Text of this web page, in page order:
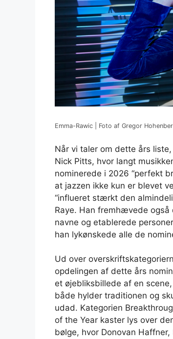
Emma-Rawic | Foto af Gregor
Når vi taler om dette års
Nick Pitts, hvor langt
nominerede i 2026 “perfekt
at jazzen ikke kun er blevet
“influeret stærkt den
Raye. Han fremhævede også
navne og etablerede
han lykønskede alle de
Ud over
opdelingen af ​​dette års
et øjebliksbillede af en
både hylder traditionen og
udad. Kategorien
of the Year kaster lys over
bølge, hvor Donovan Haffner,